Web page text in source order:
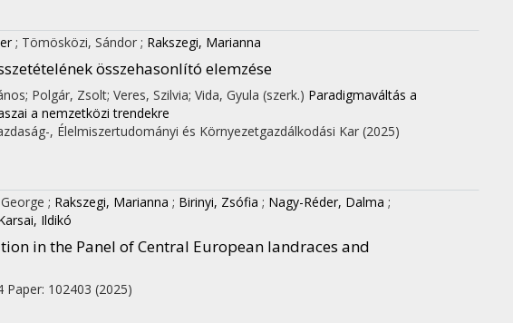
; Tömösközi, Sándor ; Rakszegi, Marianna
összehasonlító elemzése
Polgár, Zsolt; Veres, Szilvia; Vida, Gyula (szerk.) Paradigmaváltás a
a nemzetközi trendekre
, Élelmiszertudományi és Környezetgazdálkodási Kar (2025)
; Rakszegi, Marianna ; Birinyi, Zsófia ; Nagy-Réder, Dalma ;
Ildikó
in the Panel of Central European landraces and
Paper: 102403 (2025)